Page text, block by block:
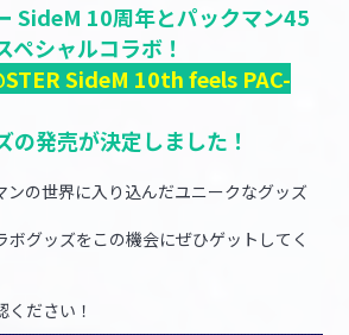
SideM 10周年とパックマン45
ペシャルコラボ！
SideM 10th feels PAC-
の発売が決定しました！
ンの世界に入り込んだユニークなグッズ
ボグッズをこの機会にぜひゲットしてく
ださい！